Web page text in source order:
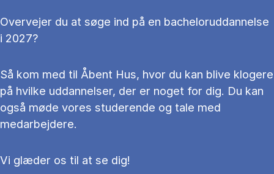
Overvejer du at søge ind på en bacheloruddannelse
i 2027?
Så kom med til Åbent Hus, hvor du kan blive klogere
på hvilke uddannelser, der er noget for dig. Du kan
også møde vores studerende og tale med
medarbejdere.
Vi glæder os til at se dig!